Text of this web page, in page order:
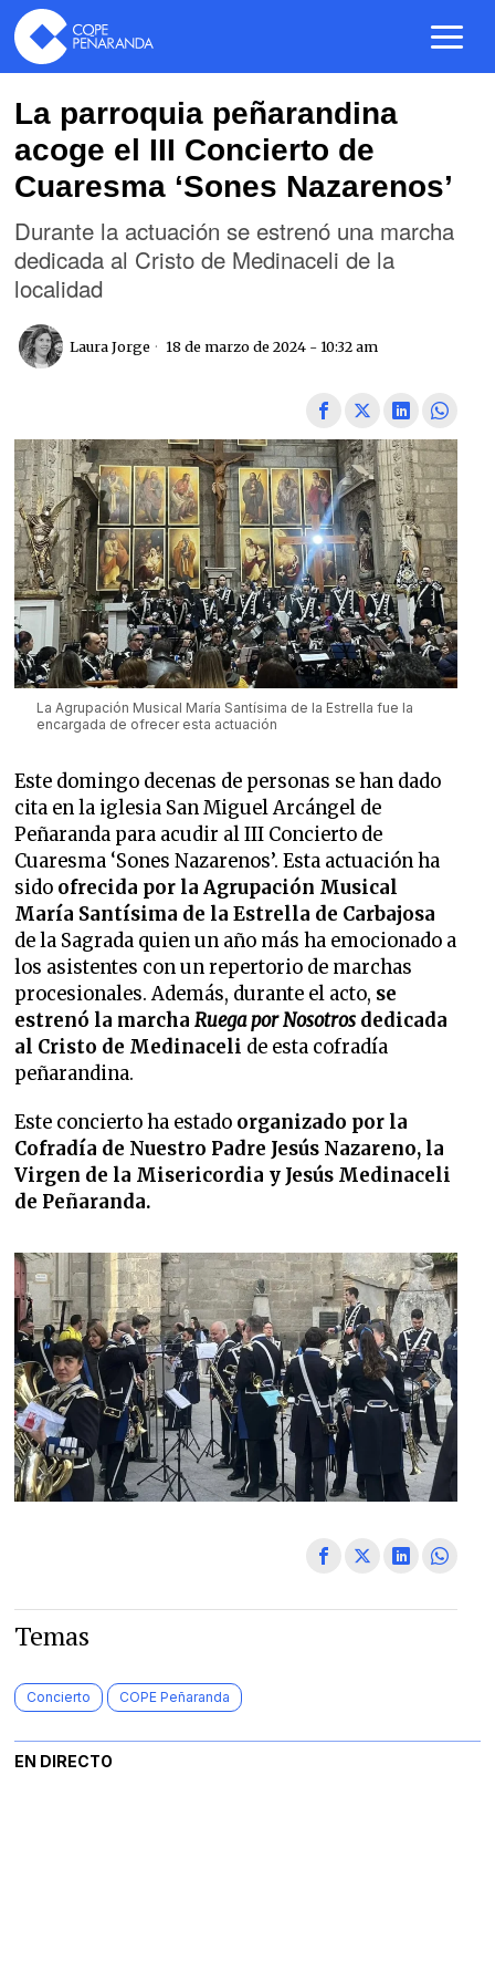
La parroquia peñarandina
acoge el III Concierto de
Cuaresma ‘Sones Nazarenos’
Durante la actuación se estrenó una marcha
dedicada al Cristo de Medinaceli de la
localidad
Laura Jorge 18 de marzo de 2024 - 10:32 am
La Agrupación Musical María Santísima de la Estrella fue la
encargada de ofrecer esta actuación
Este domingo decenas de personas se han dado
cita en la iglesia San Miguel Arcángel de
Peñaranda para acudir al III Concierto de
Cuaresma ‘Sones Nazarenos’. Esta actuación ha
sido ofrecida por la Agrupación Musical
María Santísima de la Estrella de Carbajosa
de la Sagrada quien un año más ha emocionado a
los asistentes con un repertorio de marchas
procesionales. Además, durante el acto, se
estrenó la marchaRuega por Nosotros dedicada
al Cristo de Medinaceli de esta cofradía
peñarandina.
Este concierto ha estado organizado por la
Cofradía de Nuestro Padre Jesús Nazareno, la
Virgen de la Misericordia y Jesús Medinaceli
de Peñaranda.
Temas
Concierto COPE Peñaranda
EN DIRECTO